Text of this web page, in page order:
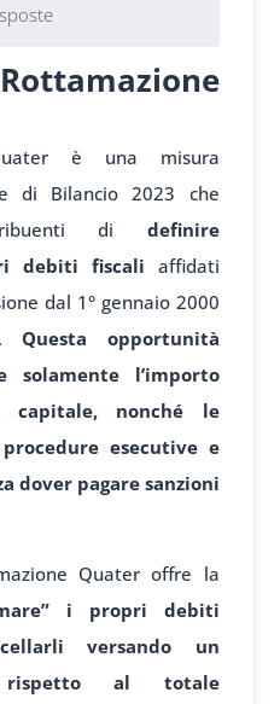
è una misura
di Bilancio 2023 che
di definire
debiti fiscali affidati
dal 1° gennaio 2000
Questa opportunità
solamente l’importo
nonché le
esecutive e
dover pagare sanzioni
Quater offre la
i propri debiti
versando un
al totale